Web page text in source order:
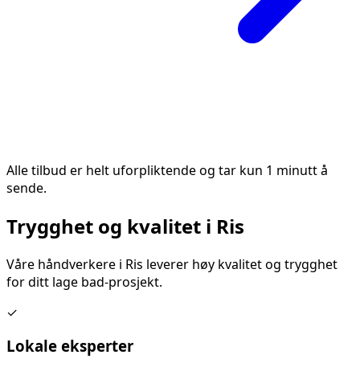
Alle tilbud er helt uforpliktende og tar kun 1 minutt å
sende.
Trygghet og kvalitet i Ris
Våre håndverkere i Ris leverer høy kvalitet og trygghet
for ditt lage bad-prosjekt.
✓
Lokale eksperter